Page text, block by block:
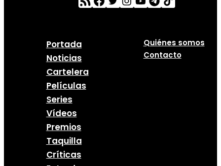
Portada
Noticias
Cartelera
Películas
Series
Vídeos
Premios
Taquilla
Críticas
Quiénes somos
Contacto